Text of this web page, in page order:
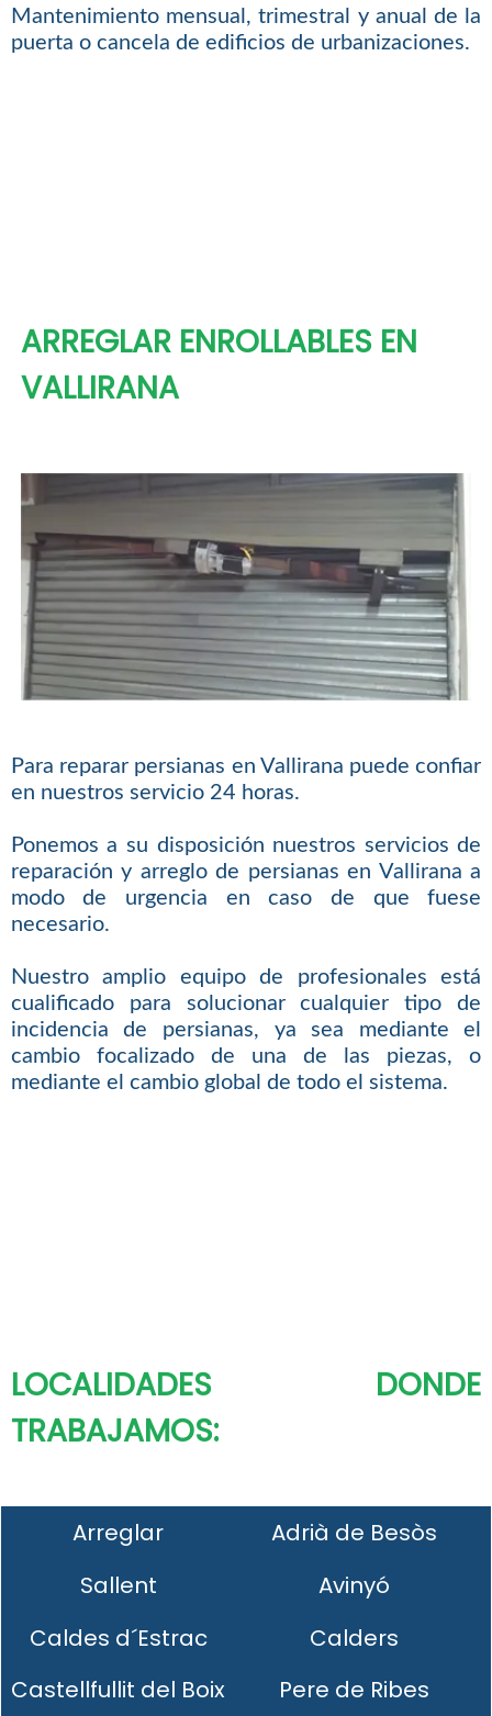
Mantenimiento mensual, trimestral y anual de la
puerta o cancela de edificios de urbanizaciones.
ARREGLAR ENROLLABLES EN
VALLIRANA
Para reparar persianas en Vallirana puede confiar
en nuestros servicio 24 horas.
Ponemos a su disposición nuestros servicios de
reparación y arreglo de persianas en Vallirana a
modo de urgencia en caso de que fuese
necesario.
Nuestro amplio equipo de profesionales está
cualificado para solucionar cualquier tipo de
incidencia de persianas, ya sea mediante el
cambio focalizado de una de las piezas, o
mediante el cambio global de todo el sistema.
LOCALIDADES DONDE
TRABAJAMOS:
Arreglar
Adrià de Besòs
Sallent
Avinyó
Caldes d´Estrac
Calders
Castellfullit del Boix
Pere de Ribes